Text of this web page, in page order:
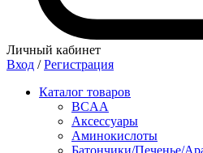
Личный кабинет
Вход / Регистрация
Каталог товаров
BCAA
Аксессуары
Аминокислоты
Батончики/Печенье/